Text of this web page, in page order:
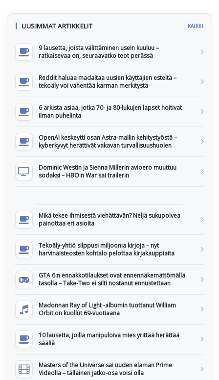
UUSIMMAT ARTIKKELIT KAIKKI
9 lausetta, joista välittäminen usein kuuluu –
ratkaisevaa on, seuraavatko teot perässä
Reddit haluaa madaltaa uusien käyttäjien esteitä –
tekoäly voi vähentää karman merkitystä
6 arkista asiaa, jotka 70- ja 80-lukujen lapset hoitivat
ilman puhelinta
OpenAI keskeytti osan Astra-mallin kehitystyöstä –
kyberkyvyt herättivät vakavan turvallisuushuolen
Dominic Westin ja Sienna Millerin avioero muuttuu
sodaksi – HBO:n War sai trailerin
Mikä tekee ihmisestä viehättävän? Neljä sukupolvea
painottaa eri asioita
Tekoäly-yhtiö silppusi miljoonia kirjoja – nyt
harvinaisteosten kohtalo pelottaa kirjakauppiaita
GTA 6:n ennakkotilaukset ovat ennennäkemättömällä
tasolla – Take-Two ei silti nostanut ennustettaan
Madonnan Ray of Light -albumin tuottanut William
Orbit on kuollut 69-vuotiaana
10 lausetta, joilla manipuloiva mies yrittää herättää
sääliä
Masters of the Universe sai uuden elämän Prime
Videolla – tällainen jatko-osa voisi olla